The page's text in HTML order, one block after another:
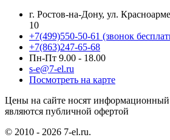
г. Ростов-на-Дону, ул.
10
+7(499)550-50-61 (звонок
+7(863)247-65-68
Пн-Пт 9.00 - 18.00
s-e@7-el.ru
Посмотреть на карте
Цены на сайте носят информационный
являются публичной офертой
© 2010 - 2026 7-el.ru.